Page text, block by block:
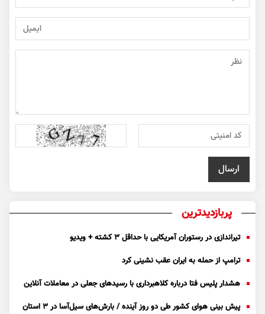
پربازدیدترین
تیراندازی در رستوران آمریکایی با حداقل ۳ کشته + ویدیو
ترامپ از حمله به ایران عقب نشینی کرد
هشدار پلیس فتا درباره کلاهبرداری با رسید‌های جعلی در معاملات آنلاین
پیش بینی هوای کشور طی دو روز آینده / بارش‌های سیل‌آسا در ۳ استان